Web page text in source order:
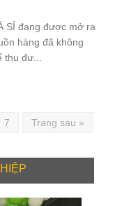
SỈ đang được mở ra
hàng đã không
đư...
7 Trang sau »